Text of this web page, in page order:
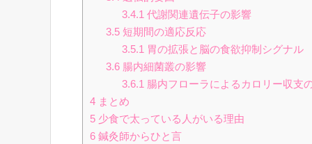
3.4.1 代謝関連遺伝子の影響
3.5短期間の適応反応
3.5.1 胃の拡張と脳の食欲抑制シグナル
3.6腸内細菌叢の影響
3.6.1 腸内フローラによるカロリー収支
4 まとめ
5 少食で太っている人がいる理由
6 鍼灸師からひと言